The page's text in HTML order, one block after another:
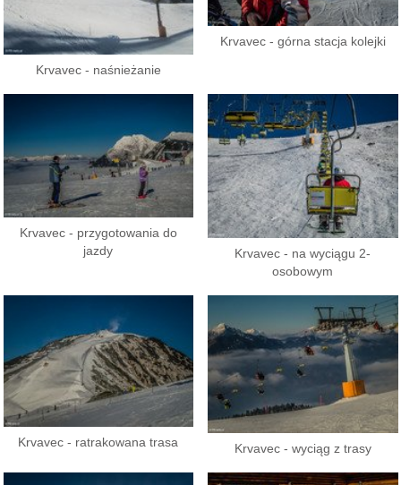
Krvavec - naśnieżanie
Krvavec - górna stacja kolejki
Krvavec - przygotowania do
jazdy
Krvavec - na wyciągu 2-
osobowym
Krvavec - ratrakowana trasa Krvavec - wyciąg z trasy